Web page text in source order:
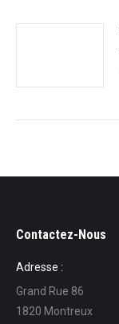
Contactez-Nous
Adresse :
Grand Rue 86
1820 Montreux